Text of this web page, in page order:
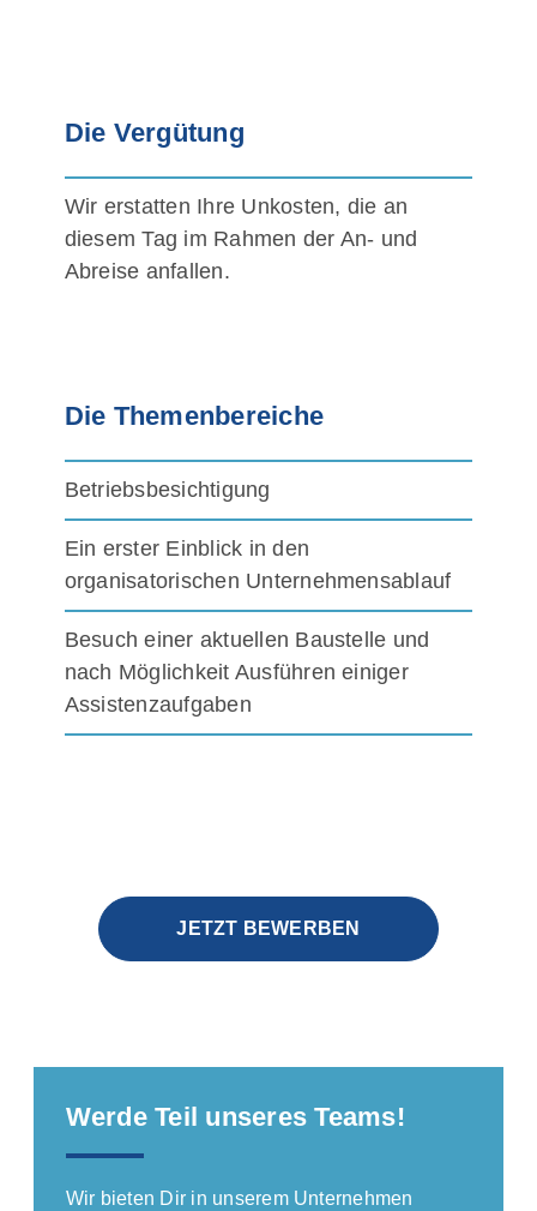
Die Vergütung
Wir erstatten Ihre Unkosten, die an
diesem Tag im Rahmen der An- und
Abreise anfallen.
Die Themenbereiche
Betriebsbesichtigung
Ein erster Einblick in den
organisatorischen Unternehmensablauf
Besuch einer aktuellen Baustelle und
nach Möglichkeit Ausführen einiger
Assistenzaufgaben
JETZT BEWERBEN
Werde Teil unseres Teams!
Wir bieten Dir in unserem Unternehmen